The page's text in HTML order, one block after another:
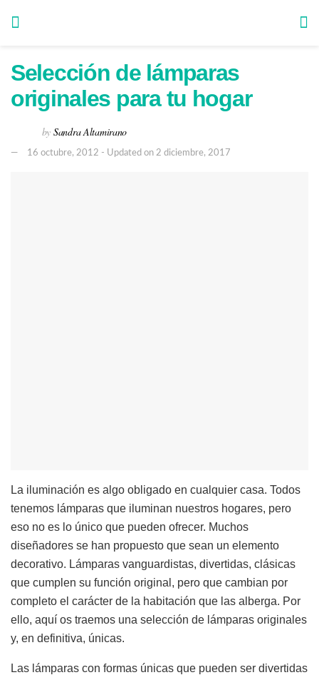
Selección de lámparas
originales para tu hogar
by Sandra Altamirano
16 octubre, 2012 - Updated on 2 diciembre, 2017
La iluminación es algo obligado en cualquier casa. Todos
tenemos lámparas que iluminan nuestros hogares, pero
eso no es lo único que pueden ofrecer. Muchos
diseñadores se han propuesto que sean un elemento
decorativo. Lámparas vanguardistas, divertidas, clásicas
que cumplen su función original, pero que cambian por
completo el carácter de la habitación que las alberga. Por
ello, aquí os traemos una selección de lámparas originales
y, en definitiva, únicas.
Las lámparas con formas únicas que pueden ser divertidas